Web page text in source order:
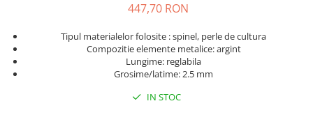
447,70 RON
Tipul materialelor folosite : spinel, perle de cultura
Compozitie elemente metalice: argint
Lungime: reglabila
Grosime/latime: 2.5 mm
IN STOC